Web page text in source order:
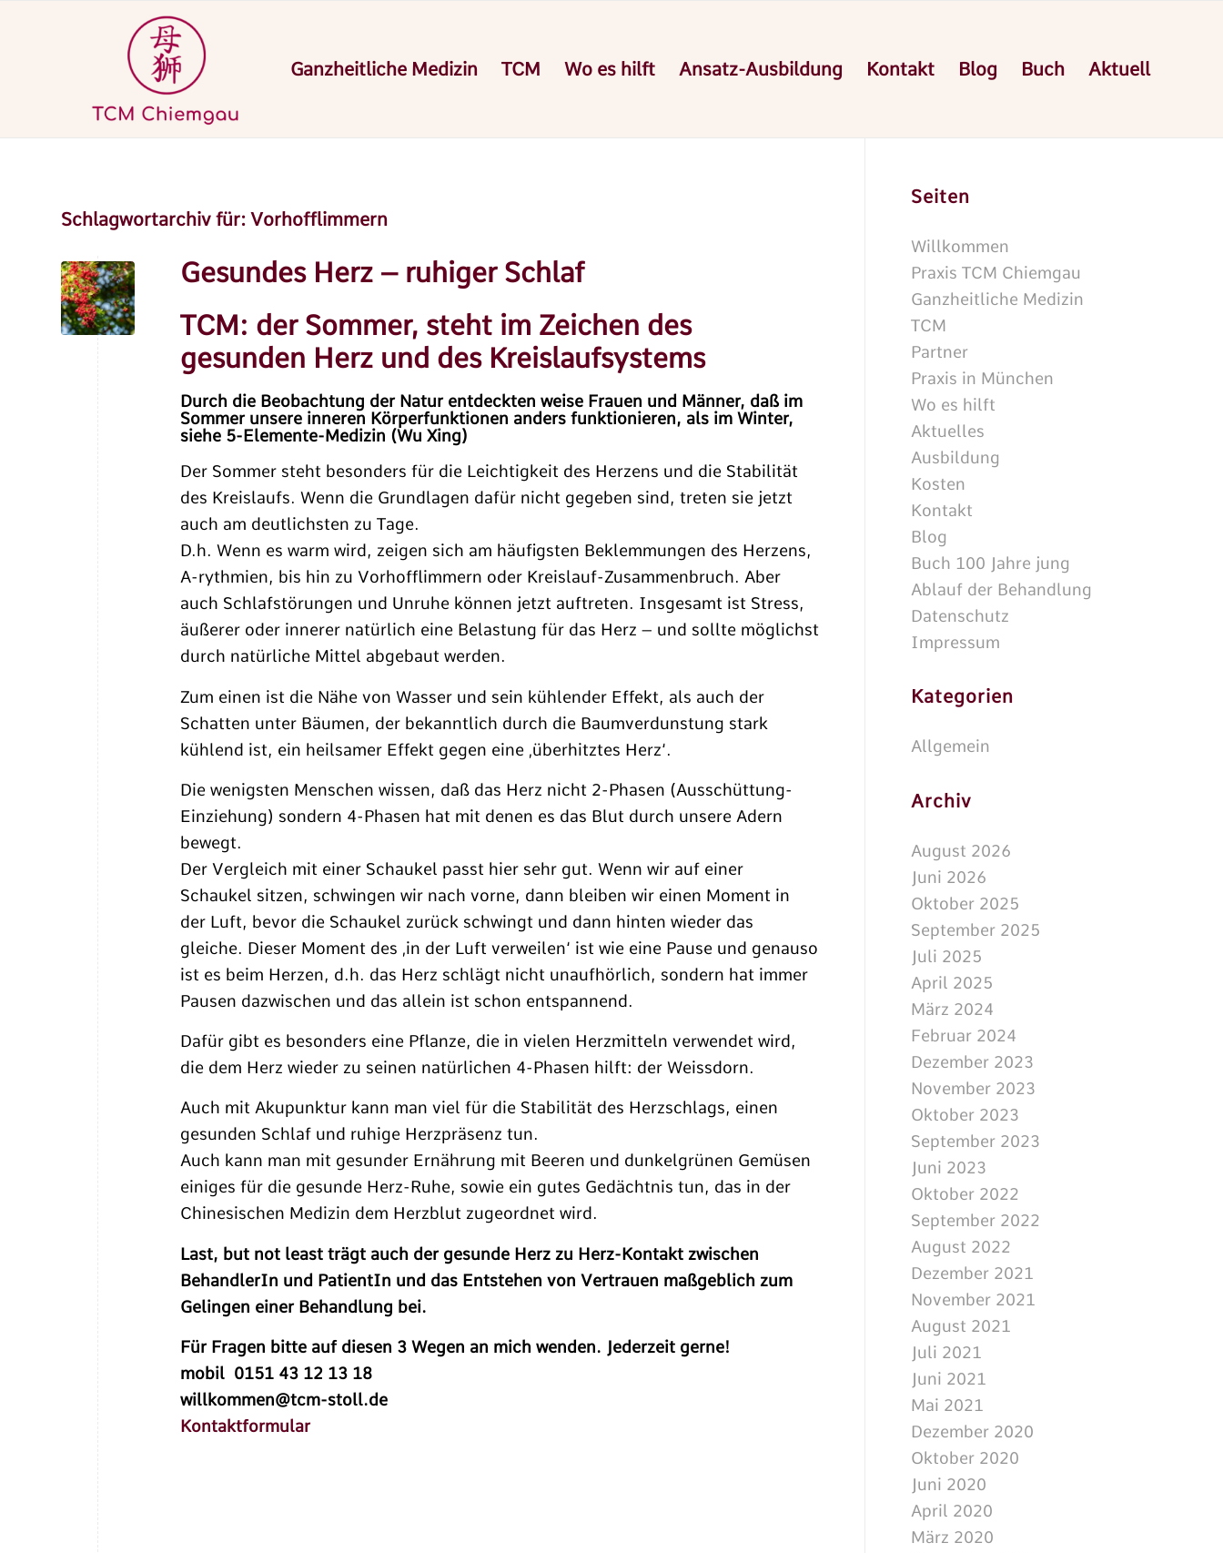
Ganzheitliche Medizin TCM Wo es hilft Ansatz-Ausbildung Kontakt Blog Buch Aktuell
Schlagwortarchiv für: Vorhofflimmern
Gesundes Herz – ruhiger Schlaf
TCM: der Sommer, steht im Zeichen des
gesunden Herz und des Kreislaufsystems
Durch die Beobachtung der Natur entdeckten weise Frauen und Männer, daß im
Sommer unsere inneren Körperfunktionen anders funktionieren, als im Winter,
siehe 5-Elemente-Medizin (Wu Xing)
Der Sommer steht besonders für die Leichtigkeit des Herzens und die Stabilität
des Kreislaufs. Wenn die Grundlagen dafür nicht gegeben sind, treten sie jetzt
auch am deutlichsten zu Tage.
D.h. Wenn es warm wird, zeigen sich am häufigsten Beklemmungen des Herzens,
A-rythmien, bis hin zu Vorhofflimmern oder Kreislauf-Zusammenbruch. Aber
auch Schlafstörungen und Unruhe können jetzt auftreten. Insgesamt ist Stress,
äußerer oder innerer natürlich eine Belastung für das Herz – und sollte möglichst
durch natürliche Mittel abgebaut werden.
Zum einen ist die Nähe von Wasser und sein kühlender Effekt, als auch der
Schatten unter Bäumen, der bekanntlich durch die Baumverdunstung stark
kühlend ist, ein heilsamer Effekt gegen eine ‚überhitztes Herz‘.
Die wenigsten Menschen wissen, daß das Herz nicht 2-Phasen (Ausschüttung-
Einziehung) sondern 4-Phasen hat mit denen es das Blut durch unsere Adern
bewegt.
Der Vergleich mit einer Schaukel passt hier sehr gut. Wenn wir auf einer
Schaukel sitzen, schwingen wir nach vorne, dann bleiben wir einen Moment in
der Luft, bevor die Schaukel zurück schwingt und dann hinten wieder das
gleiche. Dieser Moment des ‚in der Luft verweilen‘ ist wie eine Pause und genauso
ist es beim Herzen, d.h. das Herz schlägt nicht unaufhörlich, sondern hat immer
Pausen dazwischen und das allein ist schon entspannend.
Dafür gibt es besonders eine Pflanze, die in vielen Herzmitteln verwendet wird,
die dem Herz wieder zu seinen natürlichen 4-Phasen hilft: der Weissdorn.
Auch mit Akupunktur kann man viel für die Stabilität des Herzschlags, einen
gesunden Schlaf und ruhige Herzpräsenz tun.
Auch kann man mit gesunder Ernährung mit Beeren und dunkelgrünen Gemüsen
einiges für die gesunde Herz-Ruhe, sowie ein gutes Gedächtnis tun, das in der
Chinesischen Medizin dem Herzblut zugeordnet wird.
Last, but not least trägt auch der gesunde Herz zu Herz-Kontakt zwischen
BehandlerIn und PatientIn und das Entstehen von Vertrauen maßgeblich zum
Gelingen einer Behandlung bei.
Für Fragen bitte auf diesen 3 Wegen an mich wenden. Jederzeit gerne!
mobil 0151 43 12 13 18
willkommen@tcm-stoll.de
Kontaktformular
Seiten
Willkommen
Praxis TCM Chiemgau
Ganzheitliche Medizin
TCM
Partner
Praxis in München
Wo es hilft
Aktuelles
Ausbildung
Kosten
Kontakt
Blog
Buch 100 Jahre jung
Ablauf der Behandlung
Datenschutz
Impressum
Kategorien
Allgemein
Archiv
August 2026
Juni 2026
Oktober 2025
September 2025
Juli 2025
April 2025
März 2024
Februar 2024
Dezember 2023
November 2023
Oktober 2023
September 2023
Juni 2023
Oktober 2022
September 2022
August 2022
Dezember 2021
November 2021
August 2021
Juli 2021
Juni 2021
Mai 2021
Dezember 2020
Oktober 2020
Juni 2020
April 2020
März 2020